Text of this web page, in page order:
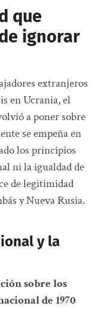
que
ignorar
extranjeros
en Ucrania, el
a poner sobre
se empeña en
los principios
ni la igualdad de
de legitimidad
y Nueva Rusia.
y la
sobre los
de 1970